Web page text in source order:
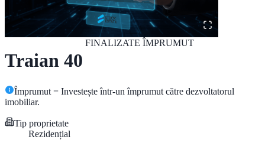
Traian 40
FINALIZATE ÎMPRUMUT
Împrumut = Investește într-un împrumut către dezvoltatorul
imobiliar.
Tip proprietate
Rezidențial